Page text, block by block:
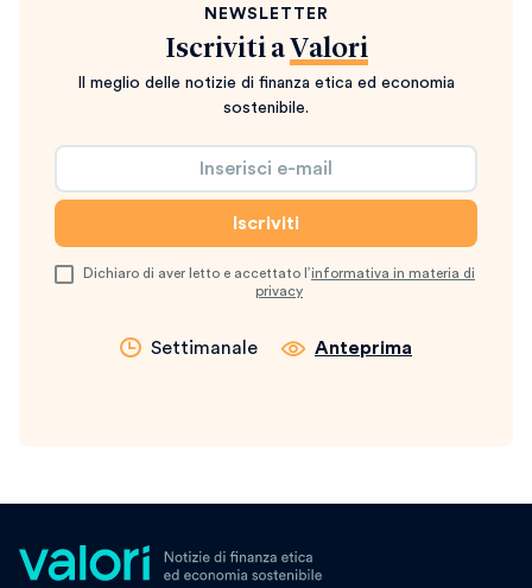
NEWSLETTER
Iscriviti a Valori
Il meglio delle notizie di finanza etica ed economia
sostenibile.
Dichiaro di aver letto e accettato l’informativa in materia di
privacy
Settimanale Anteprima